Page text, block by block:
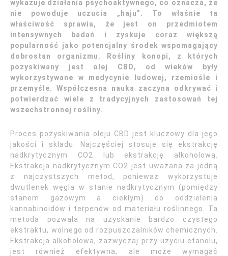
wykazuje działania psychoaktywnego, co oznacza, że
nie powoduje uczucia „haju”. To właśnie ta
właściwość sprawia, że jest on przedmiotem
intensywnych badań i zyskuje coraz większą
popularność jako potencjalny środek wspomagający
dobrostan organizmu. Rośliny konopi, z których
pozyskiwany jest olej CBD, od wieków były
wykorzystywane w medycynie ludowej, rzemiośle i
przemyśle. Współczesna nauka zaczyna odkrywać i
potwierdzać wiele z tradycyjnych zastosowań tej
wszechstronnej rośliny.
Proces pozyskiwania oleju CBD jest kluczowy dla jego
jakości i składu. Najczęściej stosuje się ekstrakcję
nadkrytycznym CO2 lub ekstrakcję alkoholową.
Ekstrakcja nadkrytycznym CO2 jest uważana za jedną
z najczystszych metod, ponieważ wykorzystuje
dwutlenek węgla w stanie nadkrytycznym (pomiędzy
stanem gazowym a ciekłym) do oddzielenia
kannabinoidów i terpenów od materiału roślinnego. Ta
metoda pozwala na uzyskanie bardzo czystego
ekstraktu, wolnego od rozpuszczalników chemicznych.
Ekstrakcja alkoholowa, zazwyczaj przy użyciu etanolu,
jest również efektywna, ale może wymagać